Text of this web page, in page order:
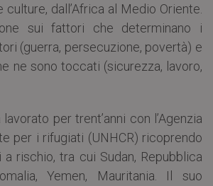
dall’Africa al Medio Oriente.
sui fattori che determinano i
(guerra, persecuzione, povertà) e
ne sono toccati (sicurezza, lavoro,
lavorato per trent’anni con l’Agenzia
per i rifugiati (UNHCR) ricoprendo
rischio, tra cui Sudan, Repubblica
Yemen, Mauritania. Il suo